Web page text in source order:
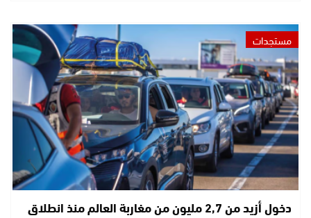
مستجدات
دخول أزيد من 2,7 مليون من مغاربة العالم منذ انطلاق